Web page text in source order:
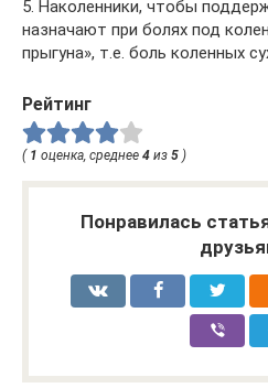
5. Наколенники, чтобы
назначают при болях под
прыгуна», т.е. боль коленных
Рейтинг
( 1 оценка, среднее 4 из 5 )
Понравилась